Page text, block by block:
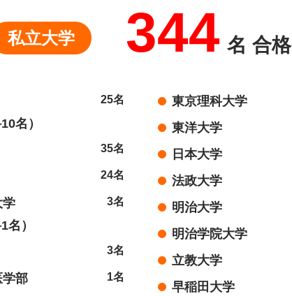
私立大学 344 名 合格
名）
25名
35名
24名
学
）
3名
3名
学部 1名
東京理科大学
東洋大学
日本大学
法政大学
明治大学
明治学院大学
立教大学
早稲田大学